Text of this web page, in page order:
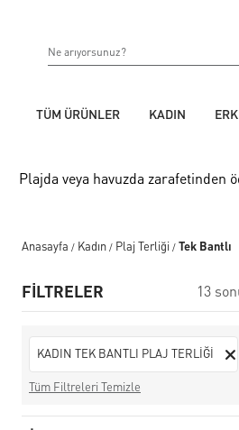
TÜM ÜRÜNLER KADIN
Plajda veya havuzda
Anasayfa / Kadın / Plaj Terliği / Tek Bantlı
FİLTRELER 13
KADIN TEK BANTLI PLAJ TERLİĞİ
Tüm Filtreleri Temizle